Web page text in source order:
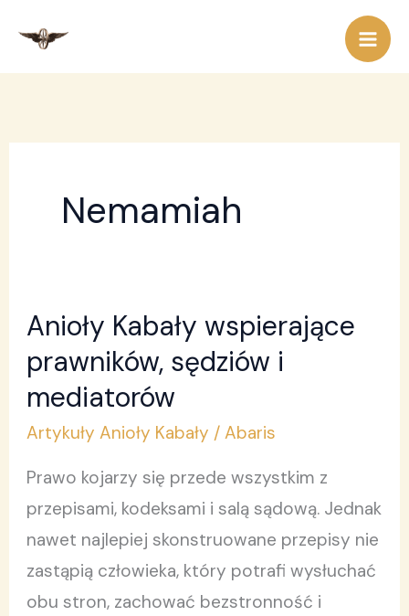
treści
Nemamiah
Anioły Kabały wspierające
prawników, sędziów i
mediatorów
Artykuły Anioły Kabały /Abaris
Prawo kojarzy się przede wszystkim z
przepisami, kodeksami i salą sądową. Jednak
nawet najlepiej skonstruowane przepisy nie
zastąpią człowieka, który potrafi wysłuchać
obu stron, zachować bezstronność i
Anioły
Kabały
wspierające
sędziów
i
mediatorów